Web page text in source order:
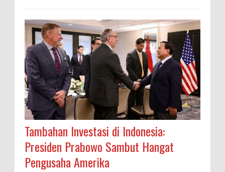
Tambahan Investasi di Indonesia:
Presiden Prabowo Sambut Hangat
Pengusaha Amerika